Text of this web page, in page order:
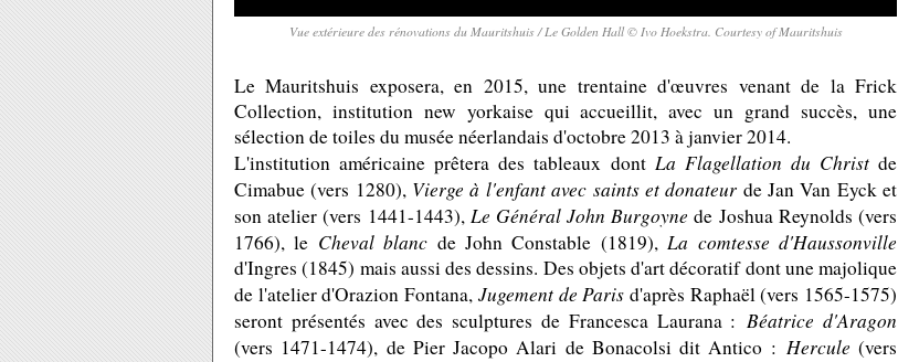
Vue extérieure des rénovations du Mauritshuis / Le Golden Hall © Ivo Hoekstra. Courtesy of Mauritshuis
Le Mauritshuis exposera, en 2015, une trentaine d'œuvres venant de la Frick
Collection, institution new yorkaise qui accueillit, avec un grand succès, une
sélection de toiles du musée néerlandais d'octobre 2013 à janvier 2014.
L'institution américaine prêtera des tableaux dont La Flagellation du Christde
Cimabue (vers 1280), Vierge à l'enfant avec saints et donateur de Jan Van Eyck et
son atelier (vers 1441-1443), Le Général John Burgoyne de Joshua Reynolds (vers
1766), le Cheval blanc de John Constable (1819),La comtesse d'Haussonville
d'Ingres (1845) mais aussi des dessins. Des objets d'art décoratif dont une majolique
de l'atelier d'Orazion Fontana, Jugement de Paris d'après Raphaël (vers 1565-1575)
seront présentés avec des sculptures de Francesca Laurana :Béatrice d'Aragon
(vers 1471-1474), de Pier Jacopo Alari de Bonacolsi dit Antico : Hercule (vers